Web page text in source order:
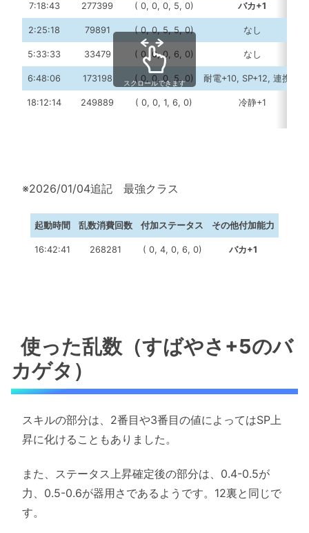
7:18:43 277399 ( 0, 0, 0, 5, 0) バカ+1
2:25:18 79891 ( 0, 0, 5, 5, 0) なし
5:33:33 33479 ( 0, 0, 0, 6, 0) なし
6:48:06 173198 ( 0, 0, 0, 5, 0) 耐電+10, SP+12, 連携+1
18:12:14 249889 ( 0, 0, 1, 6, 0) 冷静+1
スクロールできます
※2026/01/04追記 最強クラス
起動時間 乱数消費回数 付加ステータス その他付加能力
16:42:41 268281 ( 0, 4, 0, 6, 0) バカ+1
使った乱数（すばやさ+5のバ
カゲタ）
スキルの部分は、2番目や3番目の値によってはSP上
昇に化けることもありました。
また、ステータス上昇確定後の部分は、0.4-0.5が
力、0.5-0.6が器用さであるようです。12裏と同じで
す。